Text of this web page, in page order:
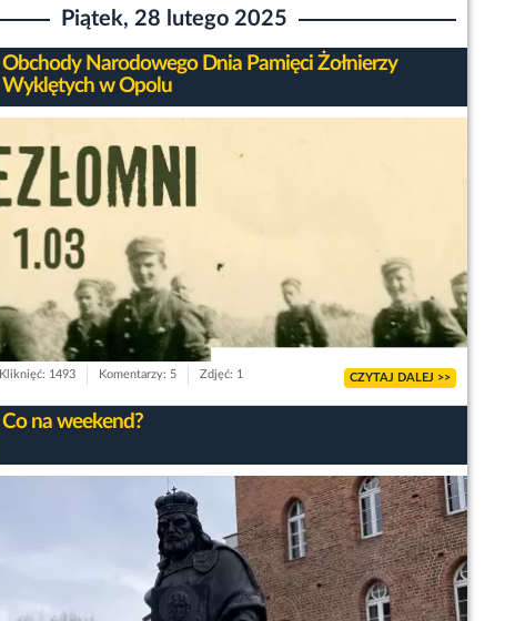
Piątek, 28 lutego 2025
Obchody Narodowego Dnia Pamięci Żołnierzy
Wyklętych w Opolu
Kliknięć: 1493 Komentarzy: 5 Zdjęć: 1 CZYTAJ DALEJ >>
Co na weekend?